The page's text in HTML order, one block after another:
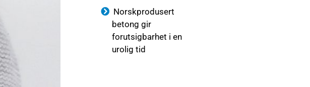
Norskprodusert
betong gir
forutsigbarhet i en
urolig tid